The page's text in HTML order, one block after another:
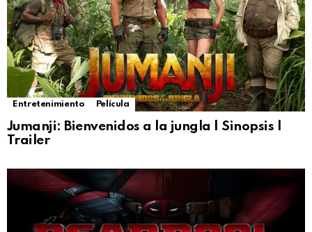
Entretenimiento Película
Jumanji: Bienvenidos a la jungla | Sinopsis |
Trailer